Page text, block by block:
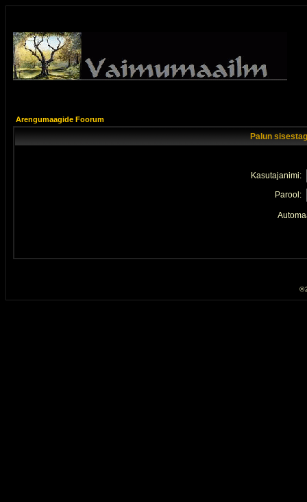
Arengumaagide Foorum
Palun
Kasutajanimi:
Parool:
©